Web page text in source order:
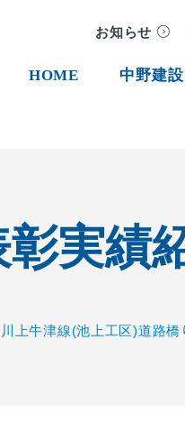
お知らせ
HOME 中野建
実績
川上牛津線(池上工区)道路